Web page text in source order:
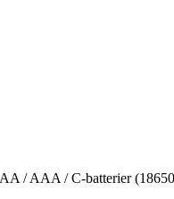
/ AAA / C-batterier